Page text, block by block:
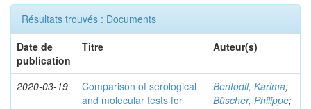
Résultats trouvés : Documents
Date de
publication
Titre Auteur(s)
2020-03-19
Comparison of serological
and molecular tests for
Benfodil, Karima;
Büscher, Philippe;